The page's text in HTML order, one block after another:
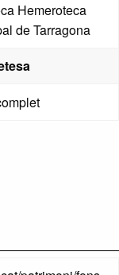
Hemeroteca
de Tarragona